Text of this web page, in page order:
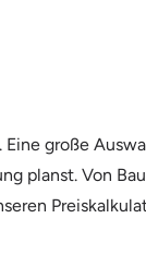
große
planst. Von